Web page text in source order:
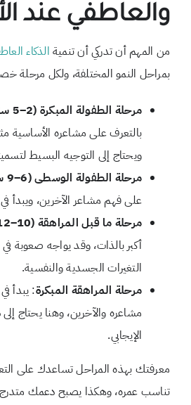
والعاطفي عند
من المهم أن تدركي أن تنمية الذكاء
بمراحل النمو المختلفة، ولكل مرحلة
مرحلة الطفولة المبكرة (2–5 سنوات)
بالتعرف على مشاعره الأساسية
ويحتاج إلى التوجيه البسيط
مرحلة الطفولة الوسطى (6–9 سنوات)
على فهم مشاعر الآخرين، ويبدأ
مرحلة ما قبل المراهقة (10–12 سنة)
أكبر بالذات، وقد يواجه صعوبة
التغيرات الجسدية والنفسية.
مرحلة المراهقة المبكرة: يبدأ
مشاعره والآخرين، وهنا يحتاج
الإيجابي.
معرفتك بهذه المراحل تساعدك على
تناسب عمره، وهكذا يصبح دعمك